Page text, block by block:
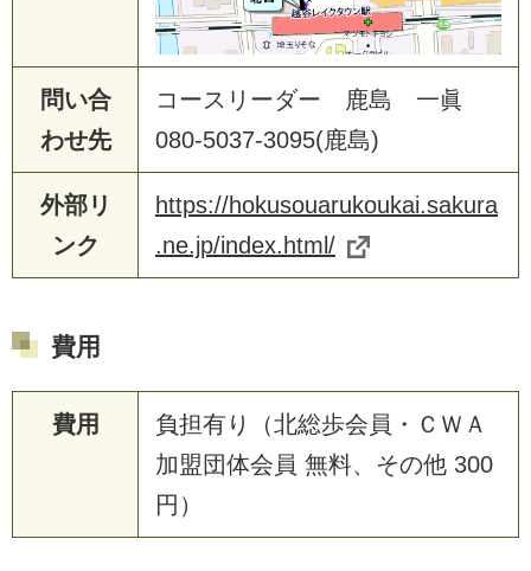
問い合
わせ先
コースリーダー 鹿島 一眞
080-5037-3095(鹿島)
外部リ
ンク
https://hokusouarukoukai.sakura
.ne.jp/index.html/
費用
費用
負担有り（北総歩会員・ＣＷＡ
加盟団体会員 無料、その他 300
円）